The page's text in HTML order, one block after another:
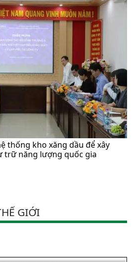
thống kho xăng dầu để xây
trữ năng lượng quốc gia
GIỚI